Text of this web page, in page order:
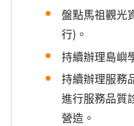
盤點馬祖觀光
行)。
持續辦理島嶼
持續辦理服務
進行服務品質
營造。